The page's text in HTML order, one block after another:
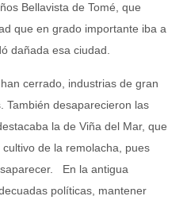
Bellavista de Tomé, que
que en grado importante iba a
dañada esa ciudad.
cerrado, industrias de gran
También desaparecieron las
la de Viña del Mar, que
de la remolacha, pues
En la antigua
políticas, mantener